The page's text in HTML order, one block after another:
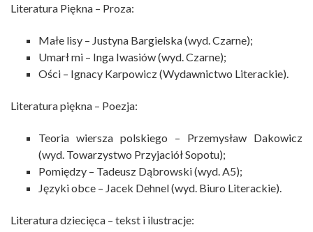
Literatura Piękna – Proza:
Małe lisy – Justyna Bargielska (wyd. Czarne);
Umarł mi – Inga Iwasiów (wyd. Czarne);
Ości – Ignacy Karpowicz (Wydawnictwo Literackie).
Literatura piękna – Poezja:
Teoria wiersza polskiego – Przemysław Dakowicz
(wyd. Towarzystwo Przyjaciół Sopotu);
Pomiędzy – Tadeusz Dąbrowski (wyd. A5);
Języki obce – Jacek Dehnel (wyd. Biuro Literackie).
Literatura dziecięca – tekst i ilustracje: